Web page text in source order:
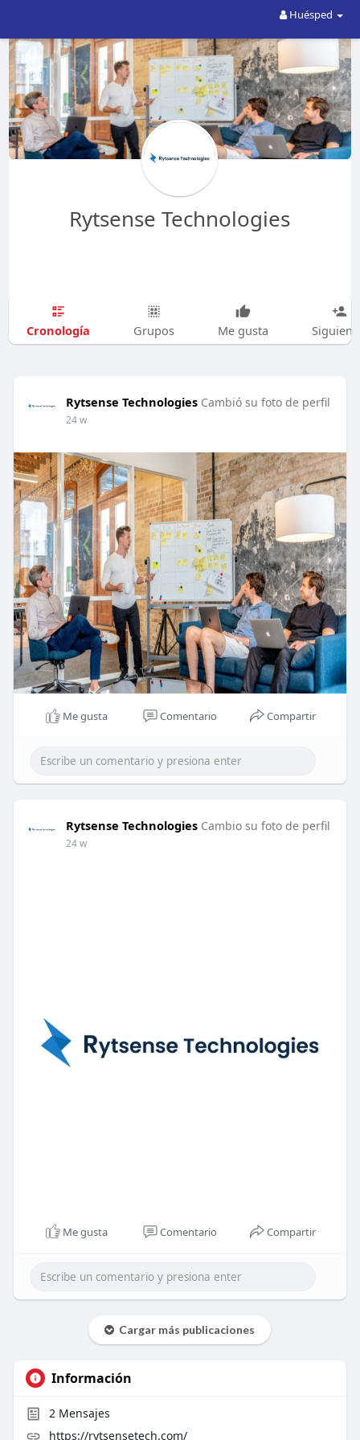
Huésped
Rytsense Technologies
Cronología Grupos Me gusta
Rytsense Technologies Cambió su foto de perfil
24 w
Me gusta Comentario Compartir
Rytsense Technologies Cambio su foto de perfil
24 w
Me gusta Comentario Compartir
Cargar más publicaciones
Información
2 Mensajes
https://rytsensetech.com/